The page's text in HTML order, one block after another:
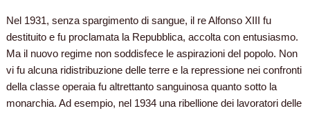
Nel 1931, senza spargimento di sangue, il re Alfonso XIII fu
destituito e fu proclamata la Repubblica, accolta con entusiasmo.
Ma il nuovo regime non soddisfece le aspirazioni del popolo. Non
vi fu alcuna ridistribuzione delle terre e la repressione nei confronti
della classe operaia fu altrettanto sanguinosa quanto sotto la
monarchia. Ad esempio, nel 1934 una ribellione dei lavoratori delle